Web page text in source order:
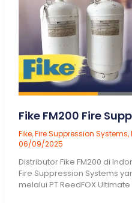
Fike FM200 Fire
Fike,Fire Suppression Systems,
06/09/2025
Distributor Fike FM200 di
Fire Suppression Systems
melalui PT ReedFOX